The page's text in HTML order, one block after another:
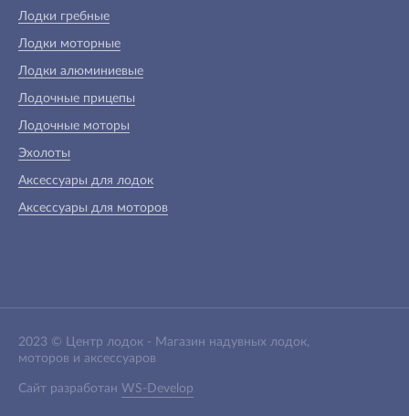
Лодки гребные
Лодки моторные
Лодки алюминиевые
Лодочные прицепы
Лодочные моторы
Эхолоты
Аксессуары для лодок
Аксессуары для моторов
2023 © Центр лодок - Магазин надувных лодок,
моторов и аксессуаров
Сайт разработан WS-Develop